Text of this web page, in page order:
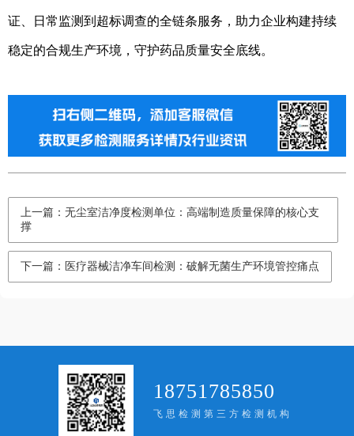
证、日常监测到超标调查的全链条服务，助力企业构建持续
稳定的合规生产环境，守护药品质量安全底线。
上一篇：无尘室洁净度检测单位：高端制造质量保障的核心支
撑
下一篇：医疗器械洁净车间检测：破解无菌生产环境管控痛点
18751785850
飞思检测第三方检测机构